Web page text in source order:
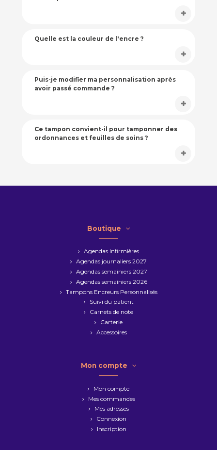
Quelle est la couleur de l'encre ?
Puis-je modifier ma personnalisation après
avoir passé commande ?
Ce tampon convient-il pour tamponner des
ordonnances et feuilles de soins ?
Boutique
Agendas Infirmières
Agendas journaliers 2027
Agendas semainiers 2027
Agendas semainiers 2026
Tampons Encreurs Personnalisés
Suivi du patient
Carnets de note
Carterie
Accessoires
Mon compte
Mon compte
Mes commandes
Mes adresses
Connexion
Inscription